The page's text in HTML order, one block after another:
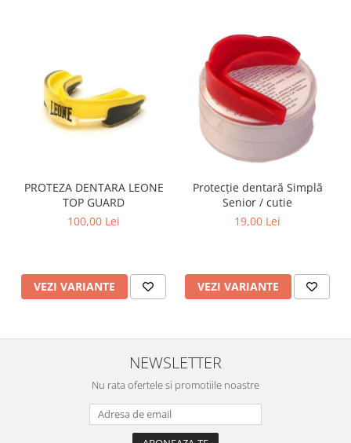
PROTEZA DENTARA LEONE
TOP GUARD
100,00 Lei
VEZI VARIANTE
Protecție dentară Simplă
Senior / cutie
19,00 Lei
VEZI VARIANTE
NEWSLETTER
Nu rata ofertele si promotiile noastre